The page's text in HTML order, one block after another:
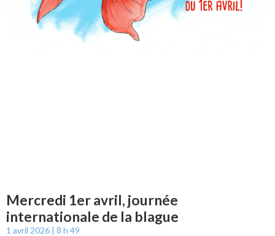
Mercredi 1er avril, journée
internationale de la blague
1 avril 2026 8 h 49